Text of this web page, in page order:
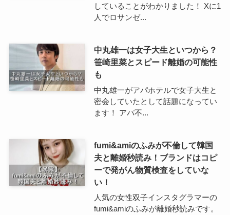
していることがわかりました！ Xに1
人でロサンゼ...
中丸雄一は女子大生といつから？
笹崎里菜とスピード離婚の可能性
も
中丸雄一がアパホテルで女子大生と
密会していたとして話題になってい
ます！ アパ不...
fumi&amiのふみが不倫して韓国
夫と離婚秒読み！ブランドはコピ
ーで発がん物質検査をしていな
い！
人気の女性双子インスタグラマーの
fumi&amiのふみが離婚秒読みです。